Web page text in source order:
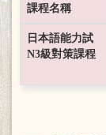
課程名稱
日本語能力試
N3級對策課程